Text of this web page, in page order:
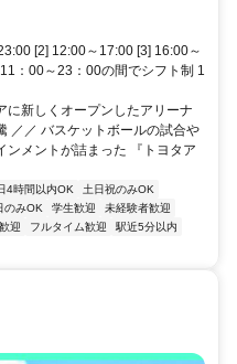
め 東京ビッグサイト（ゆりか
[2] 12:00～17:00 [3] 16:00～
：00～23：00の間でシフト制 1
に新しくオープンしたアリーナ
／／ バスケットボールの試合や
ンメントが詰まった 『トヨタア
4時間以内OK
土日祝のみOK
のみOK 学生歓迎
未経験者歓迎
迎 フルタイム歓迎
駅近5分以内